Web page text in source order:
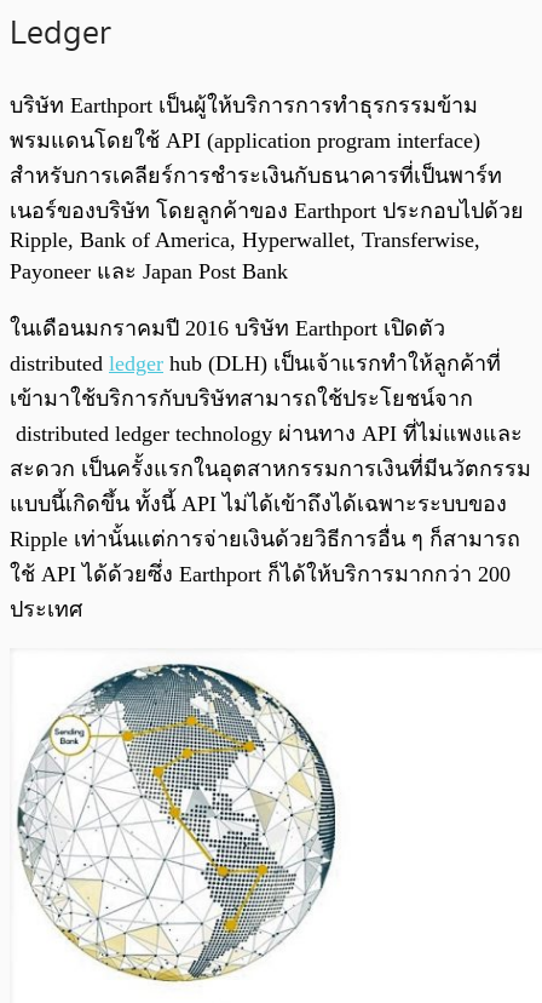
Ledger
บริษัท Earthport เป็นผู้ให้บริการการทำธุรกรรมข้าม
พรมแดนโดยใช้ API (application program interface)
สำหรับการเคลียร์การชำระเงินกับธนาคารที่เป็นพาร์ท
เนอร์ของบริษัท โดยลูกค้าของ Earthport ประกอบไปด้วย
Ripple, Bank of America, Hyperwallet, Transferwise,
Payoneer และ Japan Post Bank
ในเดือนมกราคมปี 2016 บริษัท Earthport เปิดตัว
distributed ledger hub (DLH) เป็นเจ้าแรกทำให้ลูกค้าที่
เข้ามาใช้บริการกับบริษัทสามารถใช้ประโยชน์จาก
distributed ledger technology ผ่านทาง API ที่ไม่แพงและ
สะดวก เป็นครั้งแรกในอุตสาหกรรมการเงินที่มีนวัตกรรม
แบบนี้เกิดขึ้น ทั้งนี้ API ไม่ได้เข้าถึงได้เฉพาะระบบของ
Ripple เท่านั้นแต่การจ่ายเงินด้วยวิธีการอื่น ๆ ก็สามารถ
ใช้ API ได้ด้วยซึ่ง Earthport ก็ได้ให้บริการมากกว่า 200
ประเทศ